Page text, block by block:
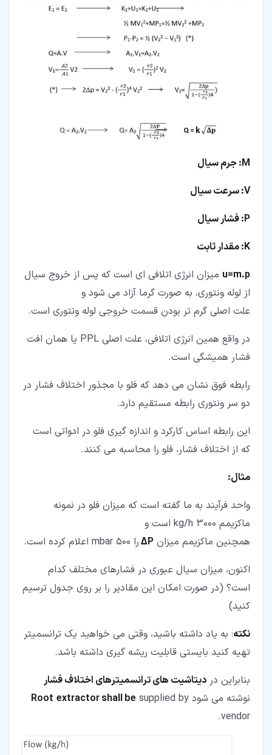
M: جرم سیال
V: سرعت سیال
P: فشار سیال
K: مقدار ثابت
u=m.p میزان انرژی اتلافی ای است که پس از خروج سیال
از لوله ونتوری، به صورت گرما آزاد می شود و
علت اصلی گرم تر بودن قسمت خروجی لوله ونتوری است.
در واقع همین انرژی اتلافی، علت اصلی PPL یا همان افت
فشار همیشگی است.
رابطه فوق نشان می دهد که فلو با مجذور اختلاف فشار در
دو سر ونتوری رابطه مستقیم دارد.
این رابطه اساس کارکرد و اندازه گیری فلو در ادواتی است
که از اختلاف فشار، فلو را محاسبه می کنند.
مثال:
واحد فرآیند به ما گفته است که میزان فلو در نمونه
ماکزیمم 3000 kg/h است و
همچنین ماکزیمم میزان
ΔP
را 500 mbar اعلام کرده است.
اکنون، میزان سیال عبوری در فشارهای مختلف کدام
است؟ (در صورت امکان این مقادیر را بر روی جدول ترسیم
کنید)
نکته: به یاد داشته باشید، وقتی می خواهید یک ترانسمیتر
تهیه کنید بایستی قابلیت ریشه گیری داشته باشد.
بنابراین در دیتاشیت های ترانسمیترهای اختلاف فشار
نوشته می شود
Root extractor shall be supplied by
vendor.